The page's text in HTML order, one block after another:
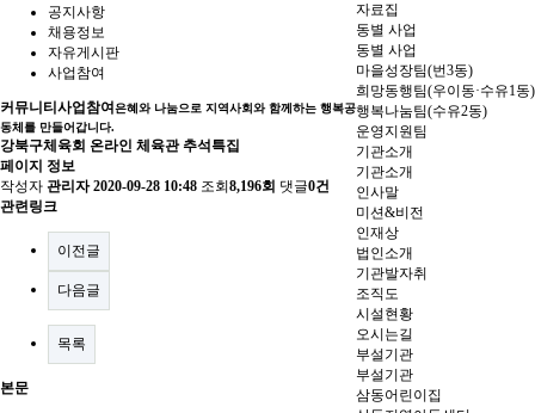
자료집
동별 사업
동별 사업
마을성장팀(번3동)
희망동행팀(우이동·수유1동)
행복나눔팀(수유2동)
운영지원팀
기관소개
기관소개
인사말
미션&비전
인재상
법인소개
기관발자취
조직도
시설현황
오시는길
부설기관
부설기관
삼동어린이집
공지사항
채용정보
자유게시판
사업참여
커뮤니티 사업참여은혜와 나눔으로 지역사회와 함께하는 행복공
동체를 만들어갑니다.
강북구체육회 온라인 체육관 추석특집
페이지 정보
작성자 관리자 2020-09-28 10:48 조회 8,196회 댓글0건
관련링크
이전글
다음글
목록
본문